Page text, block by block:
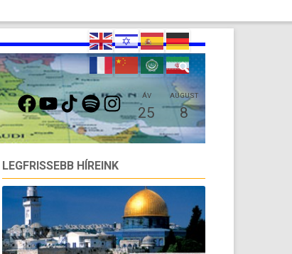
FACEBOOKYOUTUBETIKTOKSPOTIFYINSTAGRAMÁV
25
AUGUST
8
LEGFRISSEBB HÍREINK